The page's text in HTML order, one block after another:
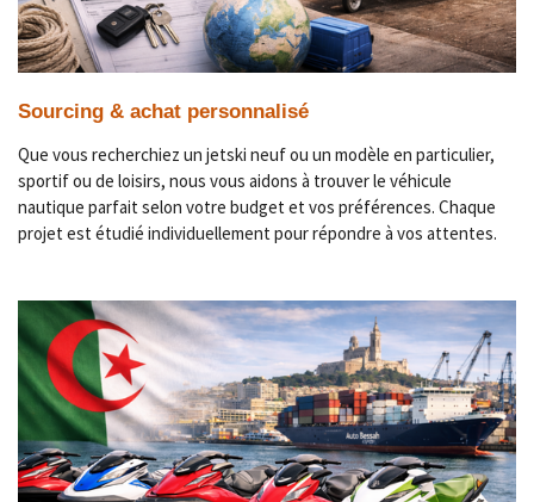
Sourcing & achat personnalisé
Que vous recherchiez un jetski neuf ou un modèle en particulier,
sportif ou de loisirs, nous vous aidons à trouver le véhicule
nautique parfait selon votre budget et vos préférences. Chaque
projet est étudié individuellement pour répondre à vos attentes.